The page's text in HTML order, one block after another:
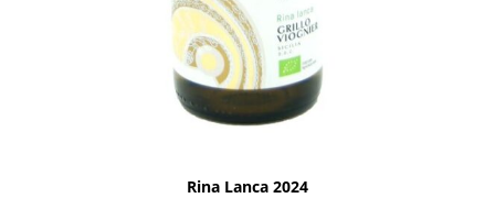
Rina Lanca 2024